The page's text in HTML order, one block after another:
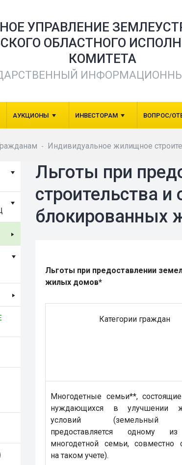
УПРАВЛЕНИЕ
ОБЛАСТНОГО
КОМИТЕТА
АУКЦИОНЫ ИНВЕСТОРАМ ВОПРОС/
- Индивидуальное жилищное
Льготы при
строительства
блокированных
Льготы при предоставлении
жилых домов*
Категории граждан
Многодетные семьи**,
нуждающихся в улучшении
условий (земельный
предоставляется одному
многодетной семьи, совместно
на таком учете).